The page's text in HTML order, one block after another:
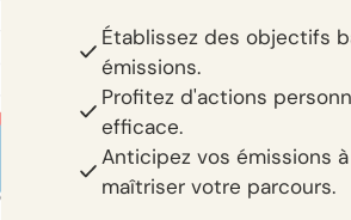
Établissez des objectifs
émissions.
Profitez d'actions
efficace.
Anticipez vos émissions
maîtriser votre parcours.